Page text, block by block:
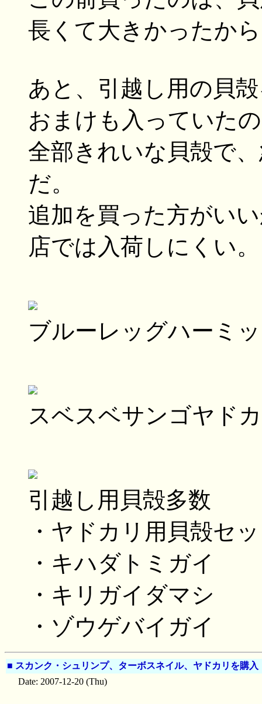
長くて大きかったか
あと、引越し用の貝
おまけも入っていた
全部きれいな貝殻で
だ。
追加を買った方がい
店では入荷しにくい。
ブルーレッグハーミ
スベスベサンゴヤド
引越し用貝殻多数
・ヤドカリ用貝殻セ
・キハダトミガイ
・キリガイダマシ
・ゾウゲバイガイ
■ スカンク・シュリンプ、ターボスネイル、ヤドカリを購入
Date: 2007-12-20 (Thu)